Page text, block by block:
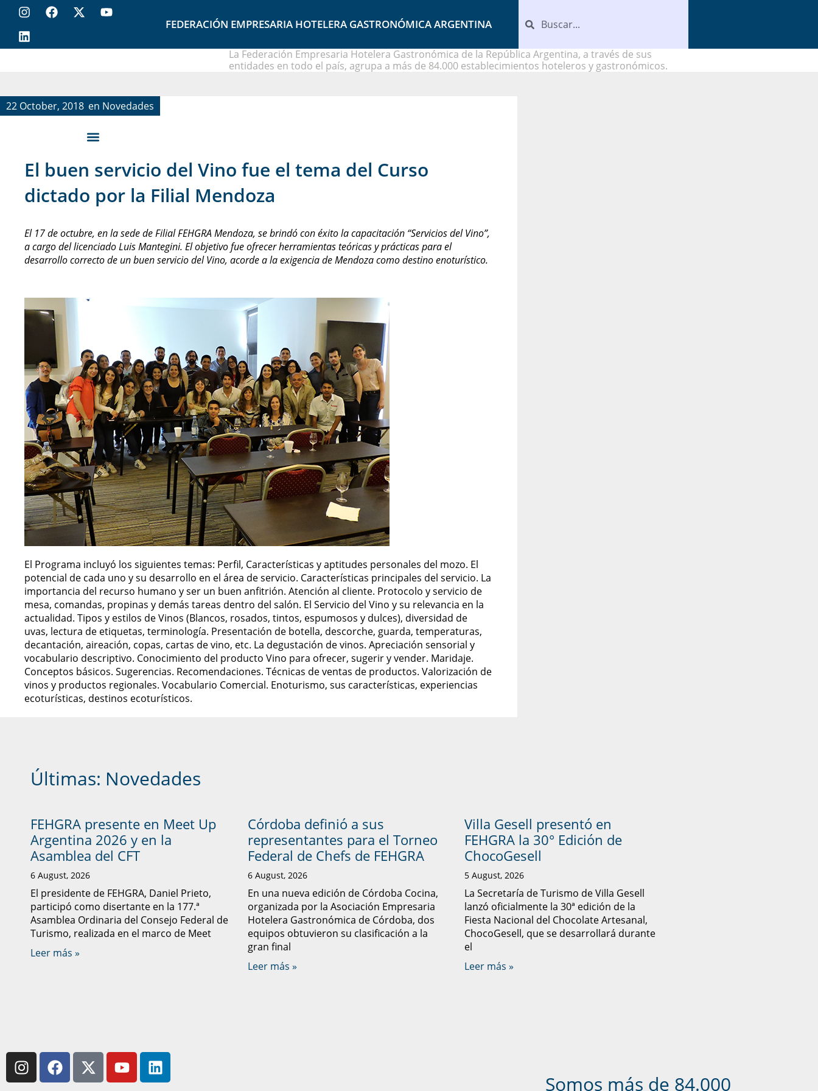
FEDERACIÓN EMPRESARIA HOTELERA GASTRONÓMICA ARGENTINA
La Federación Empresaria Hotelera Gastronómica de la República Argentina, a través de sus
entidades en todo el país, agrupa a más de 84.000 establecimientos hoteleros y gastronómicos.
22 October, 2018 en Novedades
El buen servicio del Vino fue el tema del Curso
dictado por la Filial Mendoza
El 17 de octubre, en la sede de Filial FEHGRA Mendoza, se brindó con éxito la capacitación “Servicios del Vino”,
a cargo del licenciado Luis Mantegini. El objetivo fue ofrecer herramientas teóricas y prácticas para el
desarrollo correcto de un buen servicio del Vino, acorde a la exigencia de Mendoza como destino enoturístico.
El Programa incluyó los siguientes temas: Perfil, Características y aptitudes personales del mozo. El
potencial de cada uno y su desarrollo en el área de servicio. Características principales del servicio. La
importancia del recurso humano y ser un buen anfitrión. Atención al cliente. Protocolo y servicio de
mesa, comandas, propinas y demás tareas dentro del salón. El Servicio del Vino y su relevancia en la
actualidad. Tipos y estilos de Vinos (Blancos, rosados, tintos, espumosos y dulces), diversidad de
uvas, lectura de etiquetas, terminología. Presentación de botella, descorche, guarda, temperaturas,
decantación, aireación, copas, cartas de vino, etc. La degustación de vinos. Apreciación sensorial y
vocabulario descriptivo. Conocimiento del producto Vino para ofrecer, sugerir y vender. Maridaje.
Conceptos básicos. Sugerencias. Recomendaciones. Técnicas de ventas de productos. Valorización de
vinos y productos regionales. Vocabulario Comercial. Enoturismo, sus características, experiencias
ecoturísticas, destinos ecoturísticos.
Últimas: Novedades
FEHGRA presente en Meet Up
Argentina 2026 y en la
Asamblea del CFT
6 August, 2026
El presidente de FEHGRA, Daniel Prieto,
participó como disertante en la 177.ª
Asamblea Ordinaria del Consejo Federal de
Turismo, realizada en el marco de Meet
Leer más »
Córdoba definió a sus
representantes para el Torneo
Federal de Chefs de FEHGRA
6 August, 2026
En una nueva edición de Córdoba Cocina,
organizada por la Asociación Empresaria
Hotelera Gastronómica de Córdoba, dos
equipos obtuvieron su clasificación a la
gran final
Leer más »
Villa Gesell presentó en
FEHGRA la 30° Edición de
ChocoGesell
5 August, 2026
La Secretaría de Turismo de Villa Gesell
lanzó oficialmente la 30ª edición de la
Fiesta Nacional del Chocolate Artesanal,
ChocoGesell, que se desarrollará durante
el
Leer más »
Somos más de 84.000